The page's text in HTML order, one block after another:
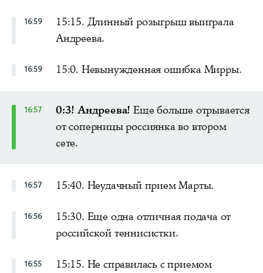
16:59
15:15. Длинный розыгрыш выиграла
Андреева.
16:59 15:0. Невынужденная ошибка Мирры.
16:57 0:3! Андреева! Еще больше отрывается
от соперницы россиянка во втором
сете.
16:57 15:40. Неудачный прием Марты.
16:56
15:30. Еще одна отличная подача от
российской теннисистки.
16:55
15:15. Не справилась с приемом